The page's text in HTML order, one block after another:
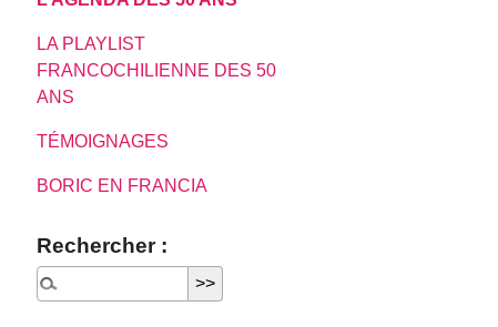
LA PLAYLIST
FRANCOCHILIENNE DES 50
ANS
TÉMOIGNAGES
BORIC EN FRANCIA
Rechercher :